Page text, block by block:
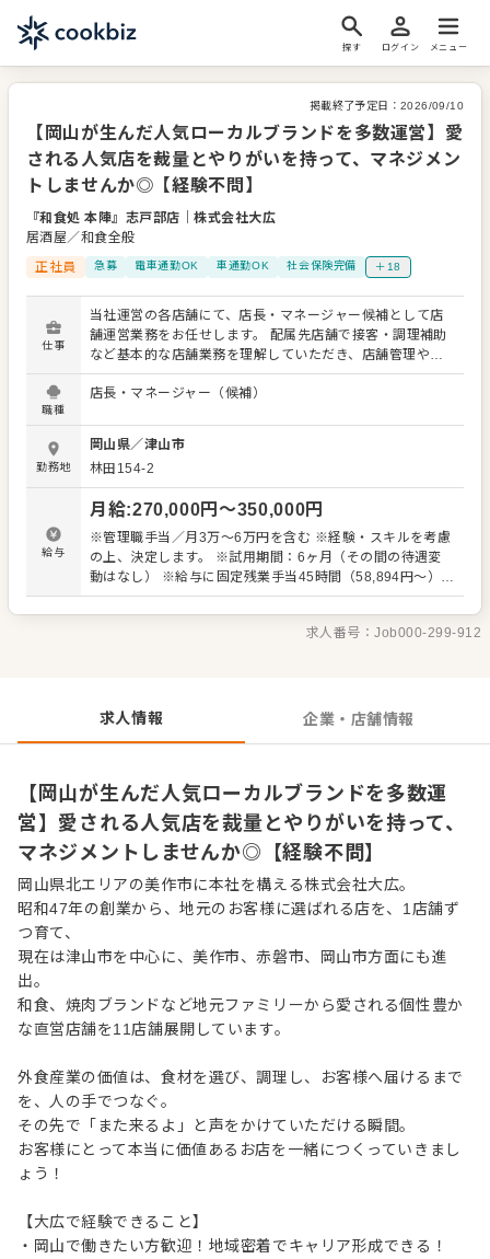
探す ログイン メニュー
掲載終了予定日： 2026/09/10
【岡山が生んだ人気ローカルブランドを多数運営】愛
される人気店を裁量とやりがいを持って、マネジメン
トしませんか◎【経験不問】
『和食処 本陣』志戸部店 ｜株式会社大広
居酒屋／和食全般
正社員
急募 電車通勤OK 車通勤OK 社会保険完備 ＋18
仕事
当社運営の各店舗にて、店長・マネージャー候補として店
舗運営業務をお任せします。 配属先店舗で接客・調理補助
など基本的な店舗業務を理解していただき、店舗管理やス
タッフ育成などをお任せしていきます。 【主な仕事内容】
・お客様のご案内、接客対応 ・オーダー受付、料理提供、
・アルバイトスタッフの教育、フォロー ・店舗運営に関わ
る改善提案 ・店長、マネージャーのサポート業務 店舗ごと
の業態やメニューは異なりますが、いずれも地元のお客様
に親しまれているお店です。 飲食店での勤務経験をお持ち
の方はもちろん、これから店舗運営に挑戦したい方も歓迎
します。地域に根ざしたお店づくりに関わりながら、キャ
リアアップを目指せる環境です。
職種
店長・マネージャー（候補）
勤務地
岡山県／津山市
林田154-2
給与
月給:270,000円〜350,000円
※管理職手当／月3万～6万円を含む ※経験・スキルを考慮
の上、決定します。 ※試用期間：6ヶ月（その間の待遇変
動はなし） ※給与に固定残業手当45時間（58,894円～）、
深夜割増手当50時間（17,000円～）を含む。超過分は別途
支給 ※一般職スタートは月給24万～30万円
求人番号：Job000-299-912
求人情報 企業・店舗情報
【岡山が生んだ人気ローカルブランドを多数運
営】愛される人気店を裁量とやりがいを持って、
マネジメントしませんか◎【経験不問】
岡山県北エリアの美作市に本社を構える株式会社大広。
昭和47年の創業から、地元のお客様に選ばれる店を、1店舗ず
つ育て、
現在は津山市を中心に、美作市、赤磐市、岡山市方面にも進
出。
和食、焼肉ブランドなど地元ファミリーから愛される個性豊か
な直営店舗を11店舗展開しています。
外食産業の価値は、食材を選び、調理し、お客様へ届けるまで
を、人の手でつなぐ。
その先で「また来るよ」と声をかけていただける瞬間。
お客様にとって本当に価値あるお店を一緒につくっていきまし
ょう！
【大広で経験できること】
・岡山で働きたい方歓迎！地域密着でキャリア形成できる！